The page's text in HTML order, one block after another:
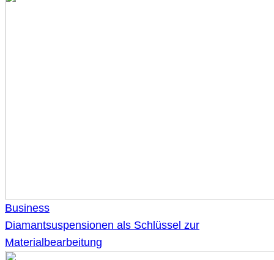
Business
Diamantsuspensionen als Schlüssel zur
Materialbearbeitung